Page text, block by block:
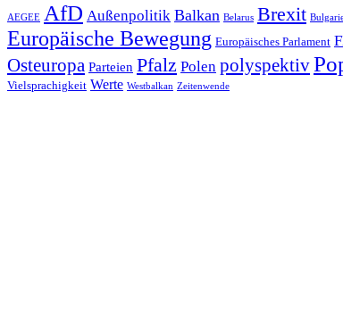
AEGEE AfD Außenpolitik Balkan Belarus Brexit
Europäische Bewegung Europäisches Parlament
Osteuropa Parteien Pfalz Polen polyspektiv
Vielsprachigkeit Werte Westbalkan Zeitenwende